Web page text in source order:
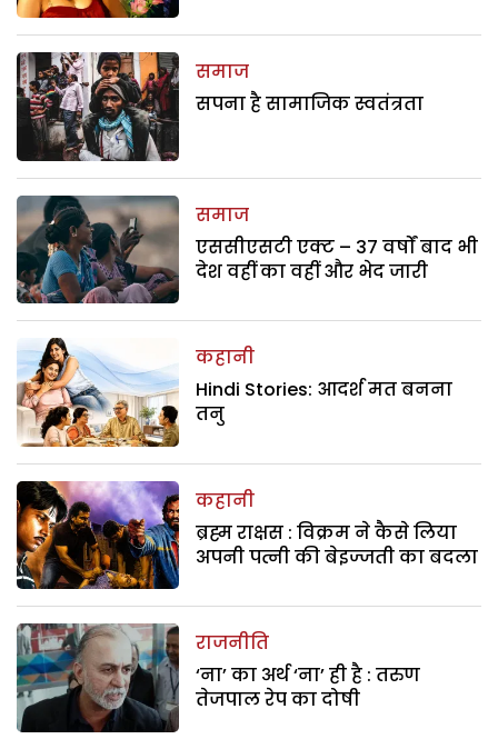
समाज
सपना है सामाजिक स्वतंत्रता
समाज
एससीएसटी एक्ट – 37 वर्षों बाद भी
देश वहीं का वहीं और भेद जारी
कहानी
Hindi Stories: आदर्श मत बनना
तनु
कहानी
ब्रह्म राक्षस : विक्रम ने कैसे लिया
अपनी पत्नी की बेइज्जती का बदला
राजनीति
‘ना’ का अर्थ ‘ना’ ही है : तरुण
तेजपाल रेप का दोषी